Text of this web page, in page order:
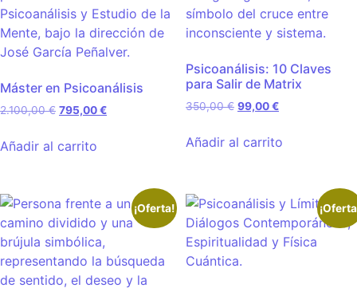
Máster en Psicoanálisis
2.100,00€ 795,00€
Añadir al carrito
Psicoanálisis: 10 Claves
para Salir de Matrix
350,00€ 99,00€
Añadir al carrito
¡Oferta!